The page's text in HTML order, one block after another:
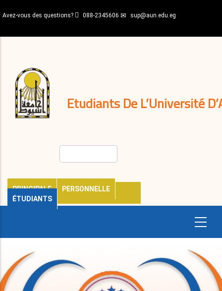
au
principal
Avez-vous des questions? 088-2345606 sup@aun.edu.eg
Etudiants De L’Université
PRINCIPALE
PERSONNELLE
ÉTUDIANTS
décisions
Expatriés
Journal